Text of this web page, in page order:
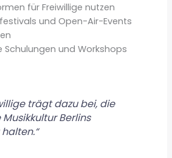
für Freiwillige nutzen
und Open-Air-Events
Schulungen und Workshops
trägt dazu bei, die
Berlins